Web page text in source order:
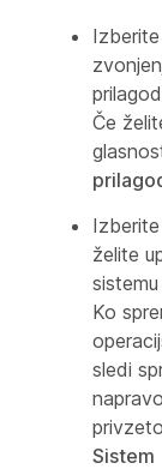
Če
Izberite
želite
Ko
sledi
Sistem